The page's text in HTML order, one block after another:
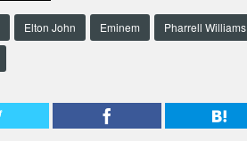
Elton John Eminem Pharrell Williams